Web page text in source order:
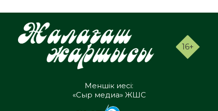
16+
Меншік иесі:
«Сыр медиа» ЖШС